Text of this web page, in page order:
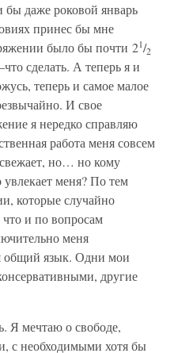
бы даже роковой январь
принес бы мне
было бы почти 21/2
сделать. А теперь я и
теперь и самое малое
И свое
я нередко справляю
работа меня совсем
но… но кому
меня? По тем
которые случайно
и по вопросам
меня
общий язык. Одни мои
другие
Я мечтаю о свободе,
с необходимыми хотя бы